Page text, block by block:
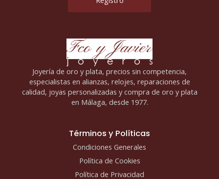
Joyería de oro y plata, precios sin competencia,
especialistas en alianzas, relojes, reparaciones de
calidad, joyas personalizadas y compra de oro y plata
en Málaga, desde 1977.
Términos y Políticas
Condiciones Generales
Política de Cookies
Política de Privacidad